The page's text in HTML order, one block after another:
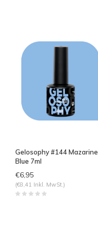
Gelosophy #144 Mazarine
Blue 7ml
€6,95
(€8,41 Inkl. MwSt.)